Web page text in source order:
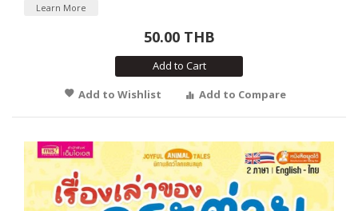
Learn More
50.00 THB
Add to Cart
Add to Wishlist
Add to Compare